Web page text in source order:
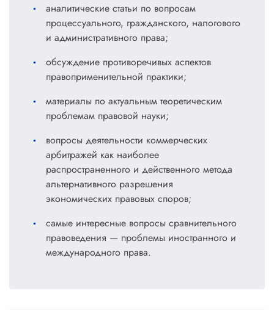
аналитические статьи по вопросам
процессуального, гражданского, налогового
и административного права;
обсуждение противоречивых аспектов
правоприменительной практики;
материалы по актуальным теоретическим
проблемам правовой науки;
вопросы деятельности коммерческих
арбитражей как наиболее
распространенного и действенного метода
альтернативного разрешения
экономических правовых споров;
самые интересные вопросы сравнительного
правоведения — проблемы иностранного и
международного права.